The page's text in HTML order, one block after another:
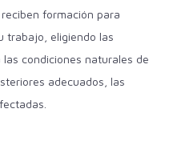
formación para
trabajo, eligiendo las
condiciones naturales de
adecuados, las